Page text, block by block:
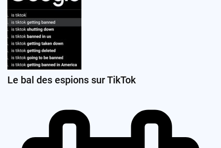
Le bal des espions sur TikTok